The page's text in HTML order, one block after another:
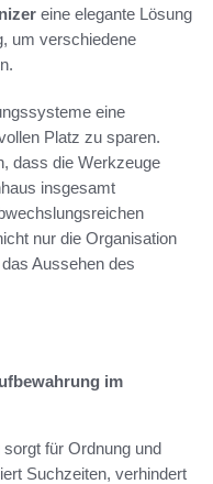
eine elegante Lösung
um verschiedene
eine
Platz zu sparen.
dass die Werkzeuge
insgesamt
nur die Organisation
Aussehen des
im
für Ordnung und
Suchzeiten, verhindert